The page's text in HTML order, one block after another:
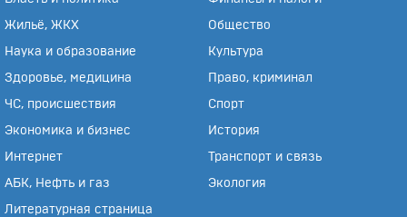
Жильё, ЖКХ Общество
Наука и образование Культура
Здоровье, медицина Право, криминал
ЧС, происшествия Спорт
Экономика и бизнес История
Интернет Транспорт и связь
АБК, Нефть и газ Экология
Литературная страница